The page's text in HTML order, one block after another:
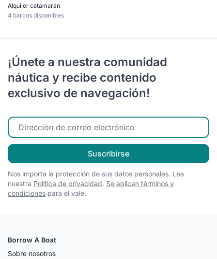
Alquiler catamarán
4 barcos disponibles
¡Únete a nuestra comunidad
náutica y recibe contenido
exclusivo de navegación!
Ingrese su correo electrónico
Suscribirse
Nos importa la protección de sus datos personales. Lea
nuestra Política de privacidad. Se aplican términos y
condiciones para el vale.
Borrow A Boat
Sobre nosotros